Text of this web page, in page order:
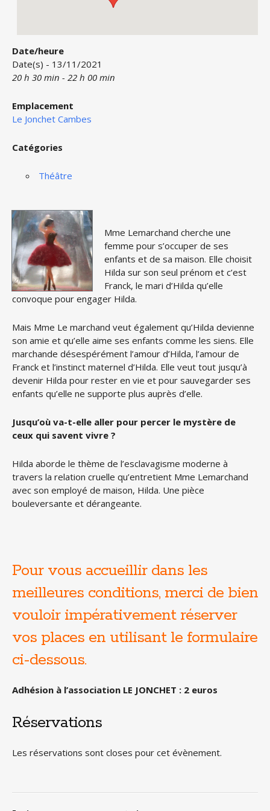
Date/heure
Date(s) - 13/11/2021
20 h 30 min - 22 h 00 min
Emplacement
Le Jonchet Cambes
Catégories
Théâtre
Mme Lemarchand cherche une
femme pour s’occuper de ses
enfants et de sa maison. Elle choisit
Hilda sur son seul prénom et c’est
Franck, le mari d’Hilda qu’elle
convoque pour engager Hilda.
Mais Mme Le marchand veut également qu’Hilda devienne
son amie et qu’elle aime ses enfants comme les siens. Elle
marchande désespérément l’amour d’Hilda, l’amour de
Franck et l’instinct maternel d’Hilda. Elle veut tout jusqu’à
devenir Hilda pour rester en vie et pour sauvegarder ses
enfants qu’elle ne supporte plus auprès d’elle.
Jusqu’où va-t-elle aller pour percer le mystère de
ceux qui savent vivre ?
Hilda aborde le thème de l’esclavagisme moderne à
travers la relation cruelle qu’entretient Mme Lemarchand
avec son employé de maison, Hilda. Une pièce
bouleversante et dérangeante.
Pour vous accueillir dans les
meilleures conditions, merci de bien
vouloir impérativement réserver
vos places en utilisant le formulaire
ci-dessous.
Adhésion à l’association LE JONCHET : 2 euros
Réservations
Les réservations sont closes pour cet évènement.